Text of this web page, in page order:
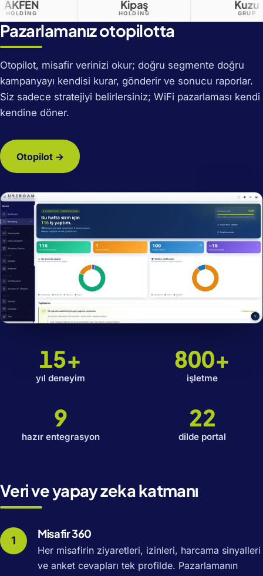
Pazarlamanız otopilotta
Otopilot, misafir verinizi okur; doğru segmente doğru
kampanyayı kendisi kurar, gönderir ve sonucu raporlar.
Siz sadece stratejiyi belirlersiniz; WiFi pazarlaması kendi
kendine döner.
Otopilot →
15+
yıl deneyim
800+
işletme
9
hazır entegrasyon
22
dilde portal
Veri ve yapay zeka katmanı
Misafir 360
Her misafirin ziyaretleri, izinleri, harcama sinyalleri
ve anket cevapları tek profilde. Pazarlamanın